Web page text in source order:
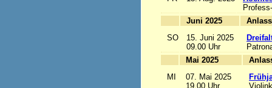
Juni 2025
SO
15. Juni 2025
09.00 Uhr
Mai 2025
MI
07. Mai 2025
19.00 Uhr